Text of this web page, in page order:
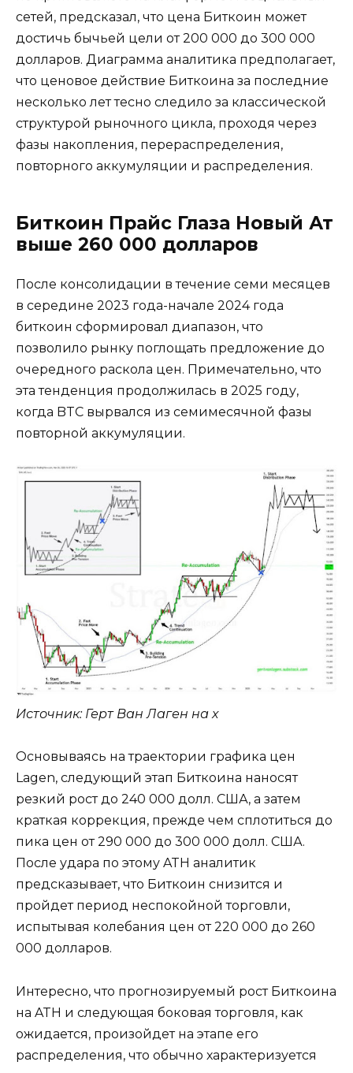
сетей, предсказал, что цена Биткоин может
достичь бычьей цели от 200 000 до 300 000
долларов. Диаграмма аналитика предполагает,
что ценовое действие Биткоина за последние
несколько лет тесно следило за классической
структурой рыночного цикла, проходя через
фазы накопления, перераспределения,
повторного аккумуляции и распределения.
Биткоин Прайс Глаза Новый Ат
выше 260 000 долларов
После консолидации в течение семи месяцев
в середине 2023 года-начале 2024 года
биткоин сформировал диапазон, что
позволило рынку поглощать предложение до
очередного раскола цен. Примечательно, что
эта тенденция продолжилась в 2025 году,
когда BTC вырвался из семимесячной фазы
повторной аккумуляции.
Источник: Герт Ван Лаген на x
Основываясь на траектории графика цен
Lagen, следующий этап Биткоина наносят
резкий рост до 240 000 долл. США, а затем
краткая коррекция, прежде чем сплотиться до
пика цен от 290 000 до 300 000 долл. США.
После удара по этому ATH аналитик
предсказывает, что Биткоин снизится и
пройдет период неспокойной торговли,
испытывая колебания цен от 220 000 до 260
000 долларов.
Интересно, что прогнозируемый рост Биткоина
на ATH и следующая боковая торговля, как
ожидается, произойдет на этапе его
распределения, что обычно характеризуется